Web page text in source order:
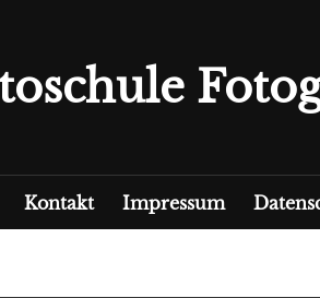
Kontakt Impressum